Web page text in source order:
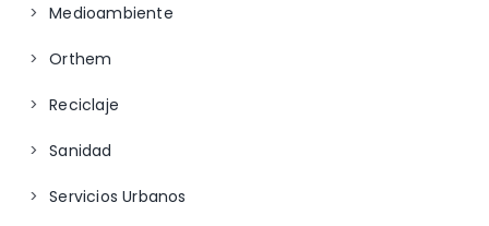
Medioambiente
Orthem
Reciclaje
Sanidad
Servicios Urbanos